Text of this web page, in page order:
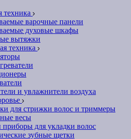
техника
варочные панели
духовые шкафы
вытяжки
техника
и увлажнители воздуха
для стрижки волос и триммеры
весы
для укладки волос
зубные щетки